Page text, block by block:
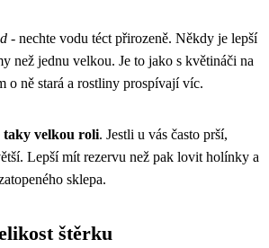
- nechte vodu téct přirozeně. Někdy je lepší
než jednu velkou. Je to jako s květináči na
o ně stará a rostliny prospívají víc.
taky velkou roli. Jestli u vás často prší,
Lepší mít rezervu než pak lovit holínky a
sklepa.
štěrku